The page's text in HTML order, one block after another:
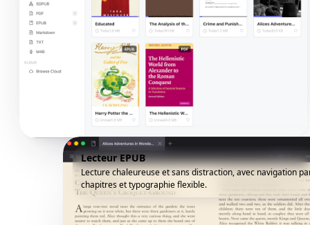
Lecteur EPUB
Lecture chaleureuse et sans distraction, avec navigation
chapitres et typographie flexible.